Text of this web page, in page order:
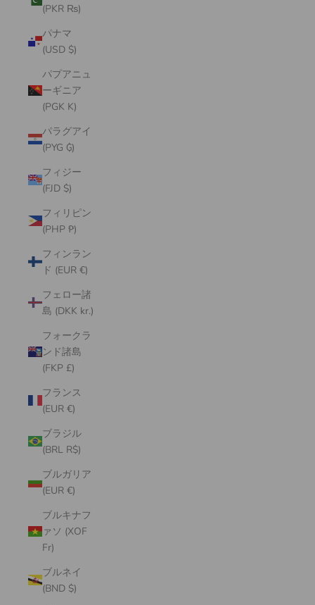
(PKR ₨)
パナマ
(USD $)
パプアニュ
ーギニア
(PGK K)
パラグアイ
(PYG ₲)
フィジー
(FJD $)
フィリピン
(PHP ₱)
フィンラン
ド (EUR €)
フェロー諸
島 (DKK kr.)
フォークラ
ンド諸島
(FKP £)
フランス
(EUR €)
ブラジル
(BRL R$)
ブルガリア
(EUR €)
ブルキナフ
ァソ (XOF
Fr)
ブルネイ
(BND $)